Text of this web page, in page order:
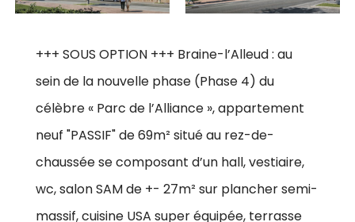
+++ SOUS OPTION +++ Braine-l’Alleud : au
sein de la nouvelle phase (Phase 4) du
célèbre « Parc de l’Alliance », appartement
neuf "PASSIF" de 69m² situé au rez-de-
chaussée se composant d’un hall, vestiaire,
wc, salon SAM de +- 27m² sur plancher semi-
massif, cuisine USA super équipée, terrasse